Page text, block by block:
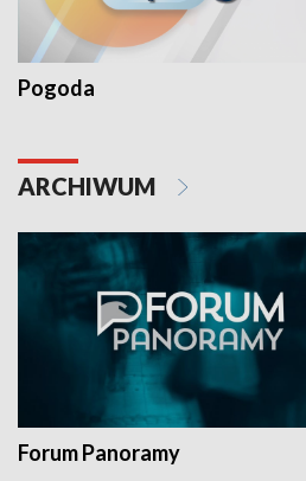
Pogoda
ARCHIWUM
Forum Panoramy